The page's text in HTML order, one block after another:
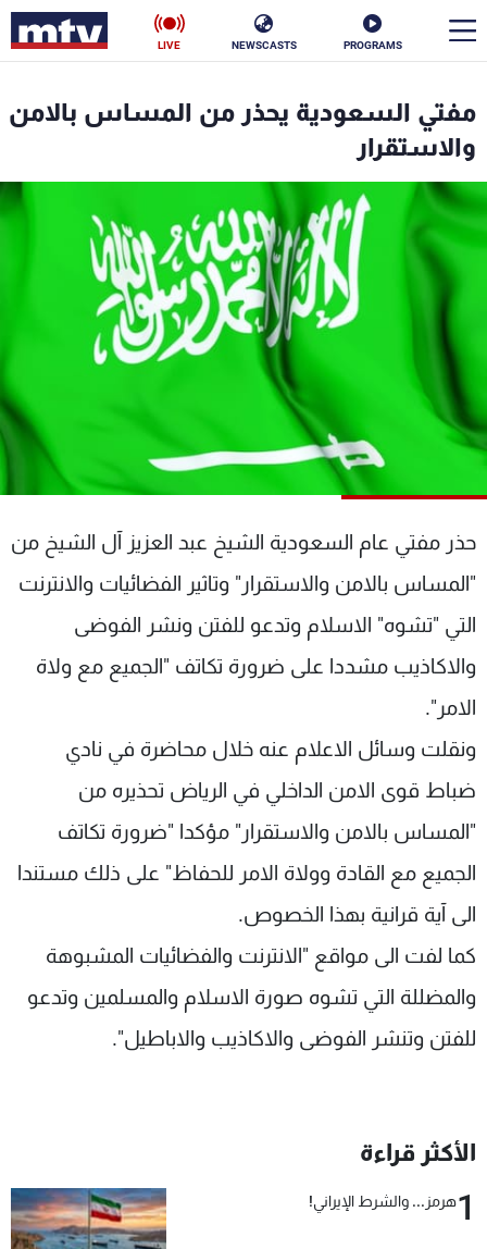
PROGRAMS
NEWSCASTS
LIVE
مفتي السعودية يحذر من المساس بالامن
والاستقرار
حذر مفتي عام السعودية الشيخ عبد العزيز آل الشيخ من
"المساس بالامن والاستقرار" وتاثير الفضائيات والانترنت
التي "تشوه" الاسلام وتدعو للفتن ونشر الفوضى
والاكاذيب مشددا على ضرورة تكاتف "الجميع مع ولاة
الامر".
ونقلت وسائل الاعلام عنه خلال محاضرة في نادي
ضباط قوى الامن الداخلي في الرياض تحذيره من
"المساس بالامن والاستقرار" مؤكدا "ضرورة تكاتف
الجميع مع القادة وولاة الامر للحفاظ" على ذلك مستندا
الى آية قرانية بهذا الخصوص.
كما لفت الى مواقع "الانترنت والفضائيات المشبوهة
والمضللة التي تشوه صورة الاسلام والمسلمين وتدعو
للفتن وتنشر الفوضى والاكاذيب والاباطيل".
الأكثر قراءة
1هرمز... والشرط الإيراني!
الأخبار
سياسة
إقتصاد فن
منوعات رياضة
كأس العالم
البرامج
الترددات
الإنـتـاج
لاعلاناتكم
تواصل معنا
شروط الإسـتخدام
سياسة الخصوصية